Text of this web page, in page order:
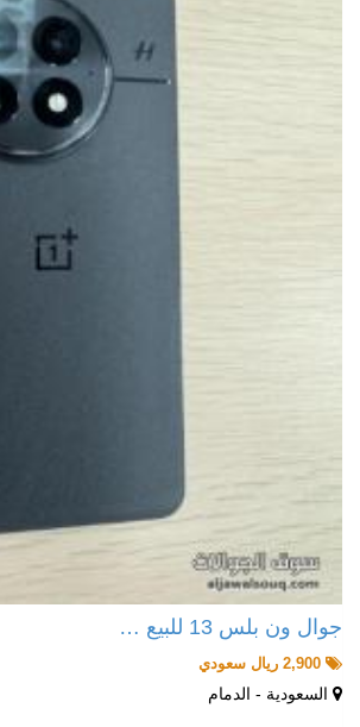
جوال ون بلس 13 للبيع …
السعودية - الدمام